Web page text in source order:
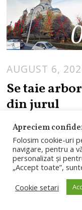
AUGUST 6,
Se taie
din jurul
Catedralei
din Cluj.
Explicațiile
Apreciem
Folosim cookie-uri
navigare, pentru a
personalizat și
„Accept toate”,
Cookie setari